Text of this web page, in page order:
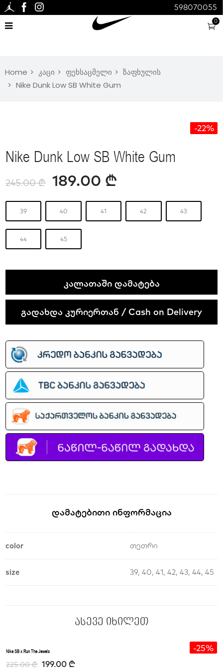
0
598070055
Home კაცი ფეხსაცმელი
ზაფხულის
Nike Dunk Low SB White Gum
-22%
Nike Dunk Low SB White Gum
245.00₾ 189.00 ₾
39 40 41 42 43
44 45
Low
White
Gum
quantity
ᲙᲐᲚᲐᲗᲐᲨᲘ ᲓᲐᲛᲐᲢᲔᲑᲐ
გადახდა კურიერთან / Cash on Delivery
Დამატებითი Ინფორმაცია
color თეთრი
size 39, 40, 41, 42, 43, 44, 45
ასევე იხილეთ
Nike SB x Run The Jewels
225.00₾ 199.00 ₾
-25%